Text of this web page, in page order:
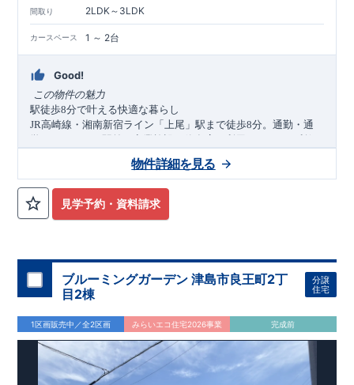
間取り 2LDK～3LDK
カースペース 1 ～ 2台
Good!
この物件の魅力
駅徒歩8分で叶える快適な暮らし
JR高崎線・湘南新宿ライン「上尾」駅まで徒歩8分。通勤・通
学はもちろん、駅前の商業施設や飲食店も利用しやすく、利便
性の高い暮らしを実現します。
子育て世帯に嬉しい住環境
小学校徒歩
が充実。毎日の通学や送り迎えの負担を軽減し、安心して子育
てができるロケーションです。
井、アクセントクロスを採用し、開放感と上質感を演出。さら
に20 帖超の広々LDK（1号棟）や食器洗浄乾燥機、室内物干し
など機能性も充実し、家族みんなが心地よく暮らせる住まいで
アクセス
高崎線・湘南新宿ライン「上尾」駅
650m）
ロケーション
・上尾小学校（徒歩
分）
・上尾幼稚園（徒歩3分）
・イトーヨーカドー上尾駅前店（徒歩
見学予約・資料請求
物件詳細を見る
ブルーミングガーデン 津島市良王町2丁
目2棟
分譲
住宅
1区画販売中／全2区画 みらいエコ住宅2026事業 完成前